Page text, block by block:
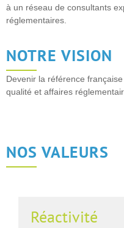
à un réseau de consultants
réglementaires.
NOTRE VISION
Devenir la référence
qualité et affaires
NOS VALEURS
Réactivité